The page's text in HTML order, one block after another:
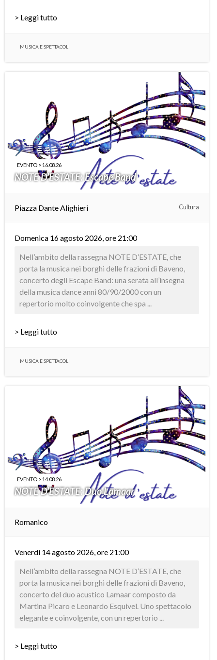
> Leggi tutto
MUSICA E SPETTACOLI
EVENTO > 16.08.26
NOTE D’ESTATE: Escape Band
Piazza Dante Alighieri Cultura
Domenica 16 agosto 2026, ore 21:00
Nell’ambito della rassegna NOTE D’ESTATE, che
porta la musica nei borghi delle frazioni di Baveno,
concerto degli Escape Band: una serata all’insegna
della musica dance anni 80/90/2000 con un
repertorio molto coinvolgente che spa ...
> Leggi tutto
MUSICA E SPETTACOLI
EVENTO > 14.08.26
NOTE D’ESTATE: Duo Lamaar
Romanico
Venerdì 14 agosto 2026, ore 21:00
Nell’ambito della rassegna NOTE D’ESTATE, che
porta la musica nei borghi delle frazioni di Baveno,
concerto del duo acustico Lamaar composto da
Martina Picaro e Leonardo Esquivel. Uno spettacolo
elegante e coinvolgente, con un repertorio ...
> Leggi tutto